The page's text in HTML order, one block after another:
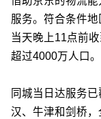
服务。符合条件
当天晚上11点前
超过4000万人口。
同城当日达服务
汉、牛津和剑桥